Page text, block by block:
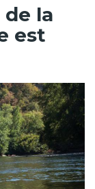
de la
est